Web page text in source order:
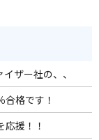
ザー社の、、
格です！
援！！